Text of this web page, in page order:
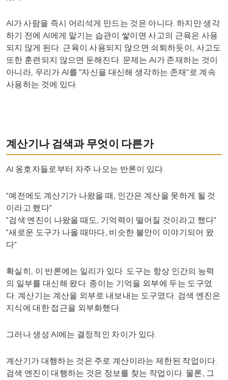
AI가 사람을 즉시 어리석게 만드는 것은 아니다. 하지만 생각
하기 전에 AI에게 맡기는 습관이 쌓이면 사고의 근육은 사용
되지 않게 된다. 근육이 사용되지 않으면 쇠퇴하듯이, 사고도
또한 훈련되지 않으면 둔해진다. 문제는 AI가 존재하는 것이
아니라, 우리가 AI를 "자신을 대신해 생각하는 존재"로 계속
사용하는 것에 있다.
계산기나 검색과 무엇이 다른가
AI 옹호자들로부터 자주 나오는 반론이 있다.
"예전에도 계산기가 나왔을 때, 인간은 계산을 못하게 될 것
이라고 했다"
"검색 엔진이 나왔을 때도, 기억력이 떨어질 것이라고 했다"
"새로운 도구가 나올 때마다, 비슷한 불안이 이야기되어 왔
다"
확실히, 이 반론에는 일리가 있다. 도구는 항상 인간의 능력
의 일부를 대신해 왔다. 종이는 기억을 외부에 두는 도구였
다. 계산기는 계산을 외부로 내보내는 도구였다. 검색 엔진은
지식에 대한 접근을 외부화했다.
그러나 생성 AI에는 결정적인 차이가 있다.
계산기가 대행하는 것은 주로 계산이라는 제한된 작업이다.
검색 엔진이 대행하는 것은 정보를 찾는 작업이다. 물론, 그